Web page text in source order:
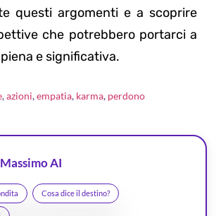
questi argomenti e a scoprire
che potrebbero portarci a
e significativa.
,azioni,empatia, karma, perdono
AI
Cosa dice il destino?